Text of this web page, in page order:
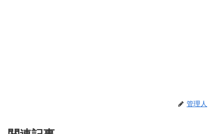
管理人